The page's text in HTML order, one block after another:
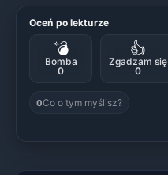
Oceń po lekturze
💣
Bomba
0
👍
Zgadzam się
0
0Co o tym myślisz?